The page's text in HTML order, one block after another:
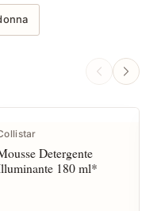
Detergente
180 ml*